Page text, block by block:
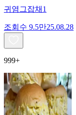
귀염그잡채1
조회수 9.5만25.08.28
999+